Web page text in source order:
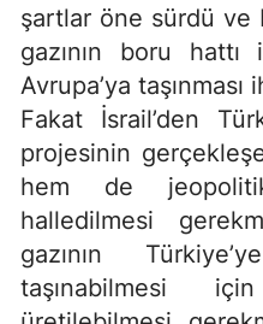
şartlar öne sürdü ve
gazının boru
Avrupa’ya taşınması
Fakat İsrail’den
projesinin
hem de
halledilmesi
gazının
taşınabilmesi